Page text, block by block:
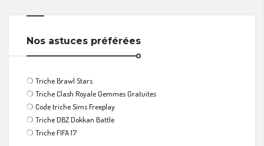
Nos astuces préférées
❍ Triche Brawl Stars
❍ Triche Clash Royale Gemmes Gratuites
❍ Code triche Sims Freeplay
❍ Triche DBZ Dokkan Battle
❍ Triche FIFA 17